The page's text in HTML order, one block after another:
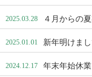
2025.03.28 ４月からの
2025.01.01 新年明けま
2024.12.17 年末年始休